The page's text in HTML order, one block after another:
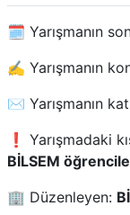
🗓️ Yarışmanın
✍️ Yarışmanın
✉️ Yarışmanın
❗ Yarışmadaki
BİLSEM
🏢 Düzenleyen: